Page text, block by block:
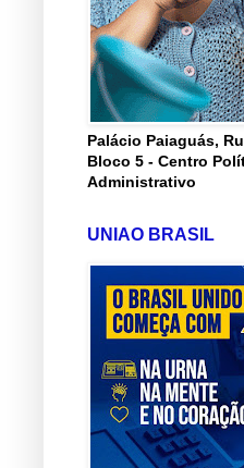
Palácio Paiaguás,
Bloco 5 - Centro
Administrativo
UNIAO BRASIL